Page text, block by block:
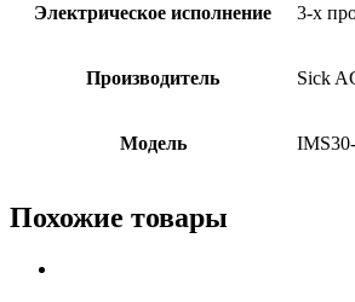
Электрическое исполнение 3-х
Производитель Sick
Модель
Похожие товары